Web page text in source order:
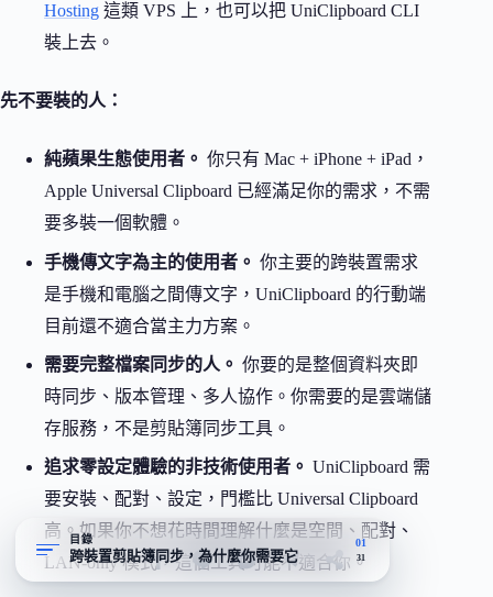
Hosting 這類 VPS 上，也可以把 UniClipboard CLI
裝上去。
先不要裝的人：
純蘋果生態使用者。 你只有 Mac + iPhone + iPad，
Apple Universal Clipboard 已經滿足你的需求，不需
要多裝一個軟體。
手機傳文字為主的使用者。 你主要的跨裝置需求
是手機和電腦之間傳文字，UniClipboard 的行動端
目前還不適合當主力方案。
需要完整檔案同步的人。 你要的是整個資料夾即
時同步、版本管理、多人協作。你需要的是雲端儲
存服務，不是剪貼簿同步工具。
追求零設定體驗的非技術使用者。 UniClipboard 需
要安裝、配對、設定，門檻比 Universal Clipboard
高。如果你不想花時間理解什麼是空間、配對、
LAN-only 模式，這個工具可能不適合你。
目錄
跨裝置剪貼簿同步，為什麼你需要它
01
31